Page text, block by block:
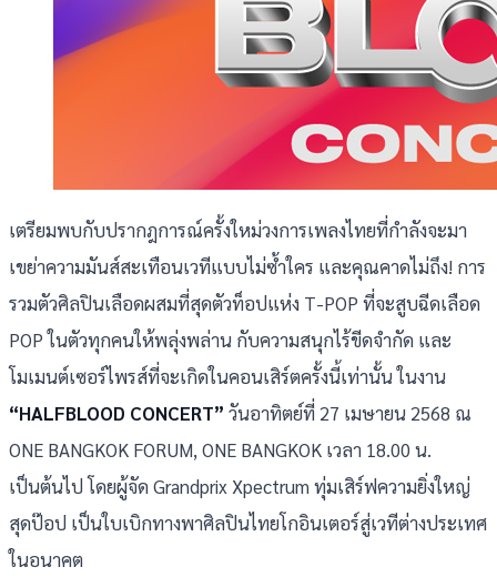
เตรียมพบกับปรากฎการณ์ครั้งใหม่วงการเพลงไทยที่กำลังจะมา
เขย่าความมันส์สะเทือนเวทีแบบไม่ซ้ำใคร และคุณคาดไม่ถึง! การ
รวมตัวศิลปินเลือดผสมที่สุดตัวท็อปแห่ง T-POP ที่จะสูบฉีดเลือด
POP ในตัวทุกคนให้พลุ่งพล่าน กับความสนุกไร้ขีดจำกัด และ
โมเมนต์เซอร์ไพรส์ที่จะเกิดในคอนเสิร์ตครั้งนี้เท่านั้น ในงาน
“HALFBLOOD CONCERT” วันอาทิตย์ที่ 27 เมษายน 2568 ณ
ONE BANGKOK FORUM, ONE BANGKOK เวลา 18.00 น.
เป็นต้นไป โดยผู้จัด Grandprix Xpectrum ทุ่มเสิร์ฟความยิ่งใหญ่
สุดป๊อป เป็นใบเบิกทางพาศิลปินไทยโกอินเตอร์สู่เวทีต่างประเทศ
ในอนาคต